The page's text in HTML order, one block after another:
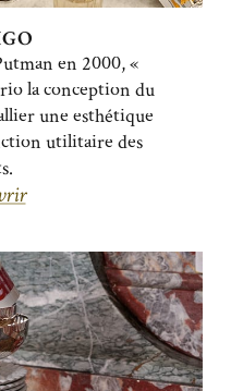
en 2000, «
la conception du
une esthétique
utilitaire des